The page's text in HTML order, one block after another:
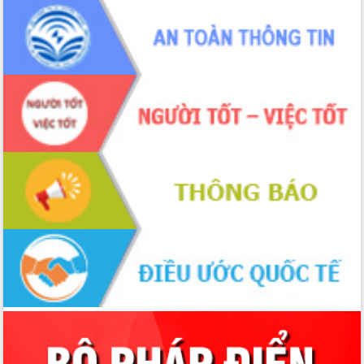
sầu riêng tại Đắk Lắk
Trình diễn nghệ thuật chế biến các
món ăn từ sầu riêng
Đắk Lắk công bố Quy hoạch và xúc
tiến đầu tư tỉnh
Ngành cá ngừ Đắk Lắk chủ động thích
ứng để giữ vững thị trường xuất khẩu
Diễn đàn Kinh tế tư nhân Việt Nam đột
phá cơ chế - Hợp tác công tư
Đề án 06 tạo bước ngoặt đột phá trong
cải cách hành chính tỉnh Đắk Lắk
Kết nối tour, đẩy mạnh chuyển đổi số
để phát triển du lịch Đắk Lắk
Khởi động Dự án Đầu tư xây dựng hạ
tầng kỹ thuật Cụm công nghiệp Tân
Tiến
Gặp mặt các cơ quan báo chí nhân Kỷ
niệm 101 năm Ngày Báo chí Cách
Đắk Lắk sơ kết 4 năm triển khai thực